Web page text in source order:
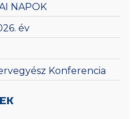
NAPOK
év
Konferencia